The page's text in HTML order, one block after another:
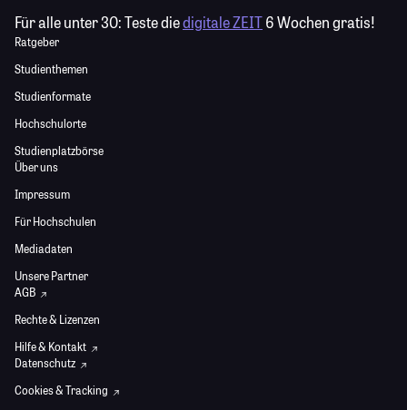
Für alle unter 30:Teste diedigitale ZEIT6 Wochen gratis!
Ratgeber
Studienthemen
Studienformate
Hochschulorte
Studienplatzbörse
Über uns
Impressum
Für Hochschulen
Mediadaten
Unsere Partner
AGB
Rechte & Lizenzen
Hilfe & Kontakt
Datenschutz
Cookies & Tracking